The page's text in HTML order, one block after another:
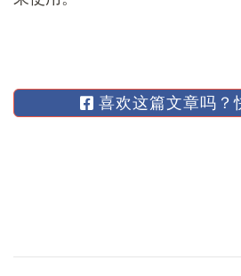
喜欢这篇文章吗？